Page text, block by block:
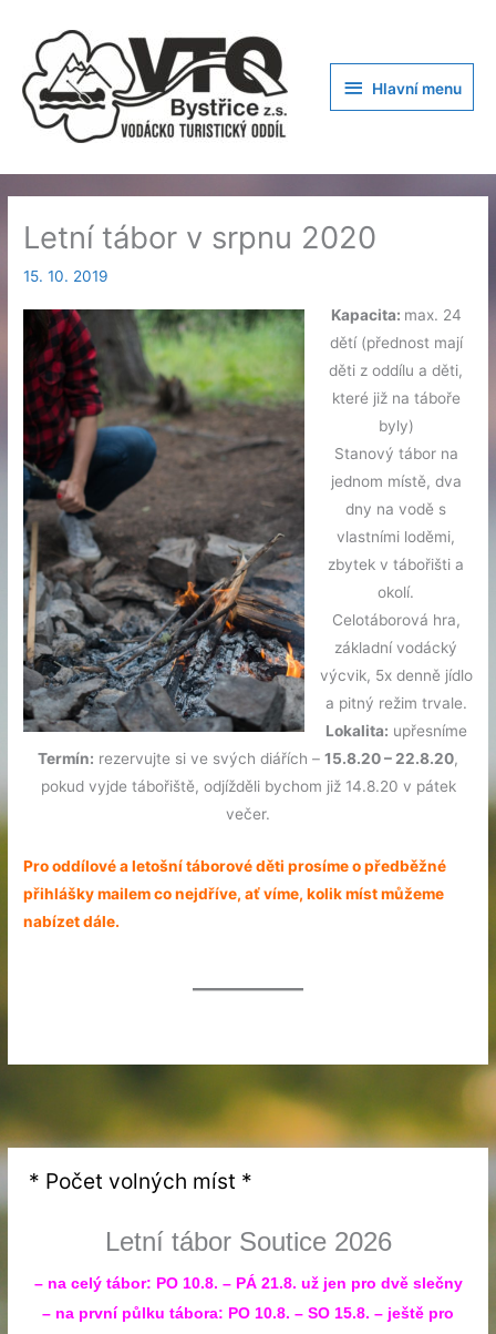
obsah
Hlavní
Hlavní menu
Letní tábor v srpnu 2020
15. 10. 2019
Kapacita: max. 24
dětí (přednost mají
děti z oddílu a děti,
které již na táboře
byly)
Stanový tábor na
jednom místě, dva
dny na vodě s
vlastními loděmi,
zbytek v tábořišti a
okolí.
Celotáborová hra,
základní vodácký
výcvik, 5x denně jídlo
a pitný režim trvale.
Lokalita: upřesníme
Termín: rezervujte si ve svých diářích – 15.8.20 – 22.8.20,
pokud vyjde tábořiště, odjížděli bychom již 14.8.20 v pátek
večer.
Pro oddílové a letošní táborové děti prosíme o předběžné
přihlášky mailem co nejdříve, ať víme, kolik míst můžeme
nabízet dále.
* Počet volných míst *
Letní tábor Soutice 2026
– na celý tábor: PO 10.8. – PÁ 21.8. už jen pro dvě slečny
– na první půlku tábora: PO 10.8. – SO 15.8. – ještě pro